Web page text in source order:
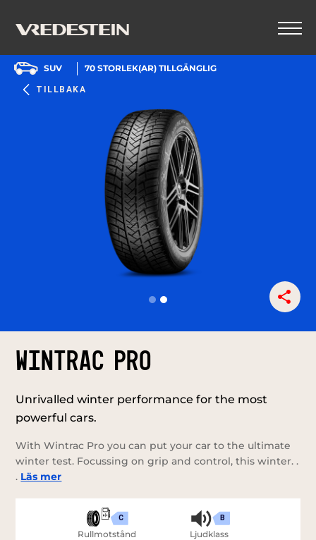
TILLBAKA
SUV 70 STORLEK(AR) TILLGÄNGLIG
WINTRAC PRO
Unrivalled winter performance for the most
powerful cars.
With Wintrac Pro you can put your car to the ultimate
winter test. Focussing on grip and control, this winter. .
. Läs mer
C
Rullmotstånd
B
Ljudklass